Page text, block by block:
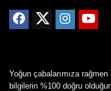
Yoğun çabalarımıza
bilgilerin %100 doğru